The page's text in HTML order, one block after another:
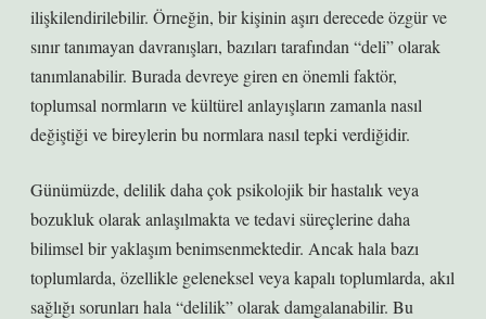
ilişkilendirilebilir. Örneğin, bir kişinin aşırı derecede özgür ve
sınır tanımayan davranışları, bazıları tarafından “deli” olarak
tanımlanabilir. Burada devreye giren en önemli faktör,
toplumsal normların ve kültürel anlayışların zamanla nasıl
değiştiği ve bireylerin bu normlara nasıl tepki verdiğidir.
Günümüzde, delilik daha çok psikolojik bir hastalık veya
bozukluk olarak anlaşılmakta ve tedavi süreçlerine daha
bilimsel bir yaklaşım benimsenmektedir. Ancak hala bazı
toplumlarda, özellikle geleneksel veya kapalı toplumlarda, akıl
sağlığı sorunları hala “delilik” olarak damgalanabilir. Bu